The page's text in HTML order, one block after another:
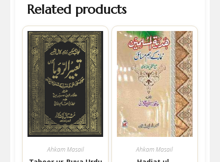
Related products
Ahkam Masail Ahkam Masail